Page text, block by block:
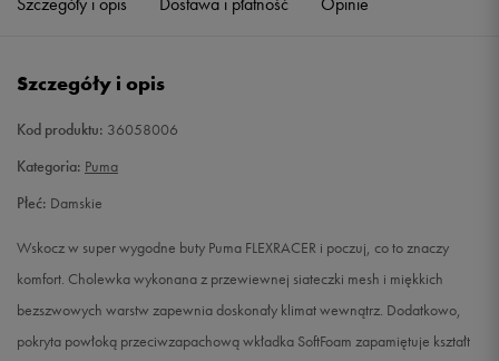
37,5 23,5 cm
38,5 24,5 cm Powiadom o dostępności
39 Powiadom o dostępności
Szczegóły i opis
Kod produktu: 36058006
Kategoria: Puma
Płeć: Damskie
Wskocz w super wygodne buty Puma FLEXRACER i poczuj, co to znaczy
komfort. Cholewka wykonana z przewiewnej siateczki mesh i miękkich
bezszwowych warstw zapewnia doskonały klimat wewnątrz. Dodatkowo,
pokryta powłoką przeciwzapachową wkładka SoftFoam zapamiętuje kształt